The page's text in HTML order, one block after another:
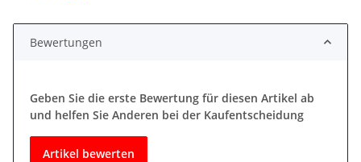
Bewertungen
Geben Sie die erste Bewertung für diesen Artikel ab
und helfen Sie Anderen bei der Kaufentscheidung
Artikel bewerten